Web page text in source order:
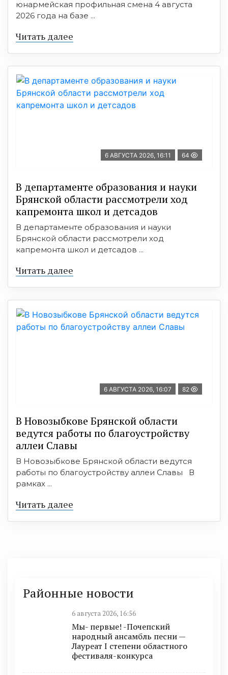
юнармейская профильная смена 4 августа
2026 года на базе ...
Читать далее
6 АВГУСТА 2026, 16:11 64
В департаменте образования и науки
Брянской области рассмотрели ход
капремонта школ и детсадов
В департаменте образования и науки
Брянской области рассмотрели ход
капремонта школ и детсадов ...
Читать далее
6 АВГУСТА 2026, 16:07 82
В Новозыбкове Брянской области
ведутся работы по благоустройству
аллеи Славы
В Новозыбкове Брянской области ведутся
работы по благоустройству аллеи Славы В
рамках ...
Читать далее
Районные новости
6 августа 2026, 16:56
Мы- первые! -Почепский
народный ансамбль песни —
Лауреат I степени областного
фестиваля-конкурса